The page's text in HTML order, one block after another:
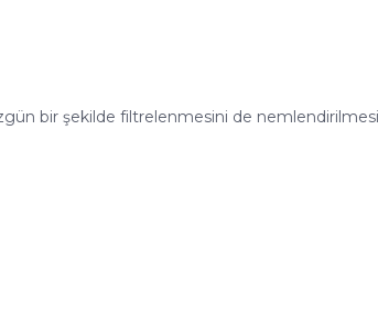
bir şekilde filtrelenmesini de